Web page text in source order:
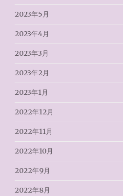
2023年5月
2023年4月
2023年3月
2023年2月
2023年1月
2022年12月
2022年11月
2022年10月
2022年9月
2022年8月